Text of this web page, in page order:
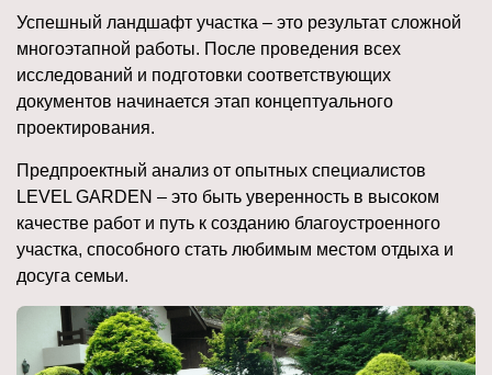
Успешный ландшафт участка – это результат сложной
многоэтапной работы. После проведения всех
исследований и подготовки соответствующих
документов начинается этап концептуального
проектирования.
Предпроектный анализ от опытных специалистов
LEVEL GARDEN – это быть уверенность в высоком
качестве работ и путь к созданию благоустроенного
участка, способного стать любимым местом отдыха и
досуга семьи.